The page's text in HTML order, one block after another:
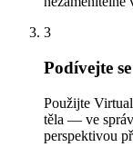
3
Podívejte
Použijte
těla — ve
perspektivou